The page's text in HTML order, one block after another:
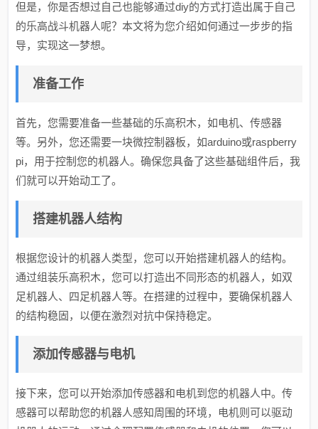
但是，你是否想过自己也能够通过diy的方式打造出属于自己
的乐高战斗机器人呢？本文将为您介绍如何通过一步步的指
导，实现这一梦想。
准备工作
首先，您需要准备一些基础的乐高积木，如电机、传感器
等。另外，您还需要一块微控制器板，如arduino或raspberry
pi，用于控制您的机器人。确保您具备了这些基础组件后，我
们就可以开始动工了。
搭建机器人结构
根据您设计的机器人类型，您可以开始搭建机器人的结构。
通过组装乐高积木，您可以打造出不同形态的机器人，如双
足机器人、四足机器人等。在搭建的过程中，要确保机器人
的结构稳固，以便在激烈对抗中保持稳定。
添加传感器与电机
接下来，您可以开始添加传感器和电机到您的机器人中。传
感器可以帮助您的机器人感知周围的环境，电机则可以驱动